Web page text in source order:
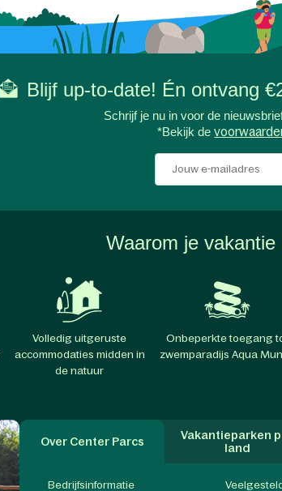
Blijf up-to-date! Én ontvang
Schrijf je nu in voor de
*Bekijk de
Waarom je
Volledig uitgeruste
accommodaties midden in
de natuur
Onbeperkte toegang
zwemparadijs Aqua
Over Center Parcs
Vakantieparken
land
Bedrijfsinformatie